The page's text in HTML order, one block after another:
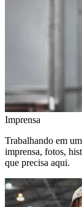
Imprensa
Trabalhando em
imprensa, fotos,
que precisa aqui.